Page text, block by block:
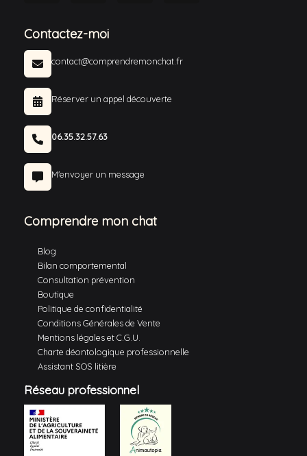
Contactez-moi
contact@comprendremonchat.fr
Réserver un appel découverte
06.35.32.57.63
M'envoyer un message
Comprendre mon chat
Blog
Bilan comportemental
Consultation prévention
Boutique
Politique de confidentialité
Conditions Générales de Vente
Mentions légales et C.G.U.
Charte déontologique professionnelle
Assistant SOS litière
Réseau professionnel